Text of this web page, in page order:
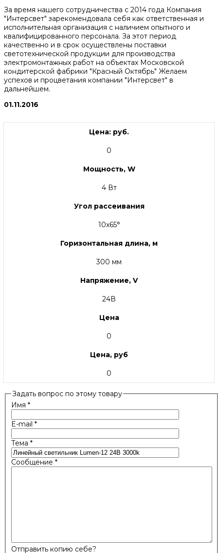
За время нашего сотрудничества с 2014 года Компания
"Интерсвет" зарекомендовала себя как ответственная и
исполнительная организация с наличием опытного и
квалифицированного персонала. За этот период
качественно и в срок осуществлены поставки
светотехнической продукции для производства
электромонтажных работ на объектах Московской
кондитерской фабрики "Красный Октябрь" Желаем
успехов и процветания компании "Интерсвет" в
дальнейшем.
01.11.2016
Цена: руб.
0
Мощность, W
4 Вт
Угол рассеивания
10x65°
Горизонтальная длина, м
300 мм
Напряжение, V
24В
Цена
0
Цена, руб
0
Задать вопрос по этому товару
Имя *
E-mail *
Тема *
Сообщение *
Отправить копию себе?